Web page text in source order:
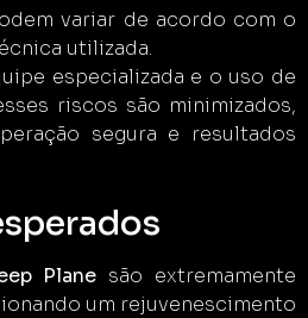
variar de acordo com o
utilizada.
especializada e o uso de
riscos são minimizados,
segura e resultados
Plane são extremamente
um rejuvenescimento